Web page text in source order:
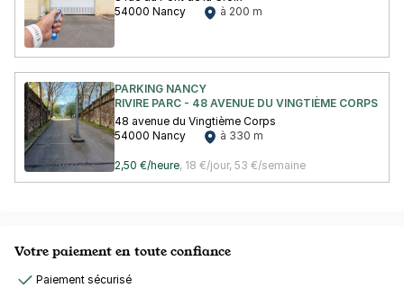
54000 Nancy
à 200 m
PARKING NANCY
RIVIRE PARC - 48 AVENUE DU VINGTIÈME CORPS -
48 avenue du Vingtième Corps
54000 Nancy
à 330 m
2,50 €/heure, 18 €/jour, 53 €/semaine
Votre paiement en toute confiance
Paiement sécurisé